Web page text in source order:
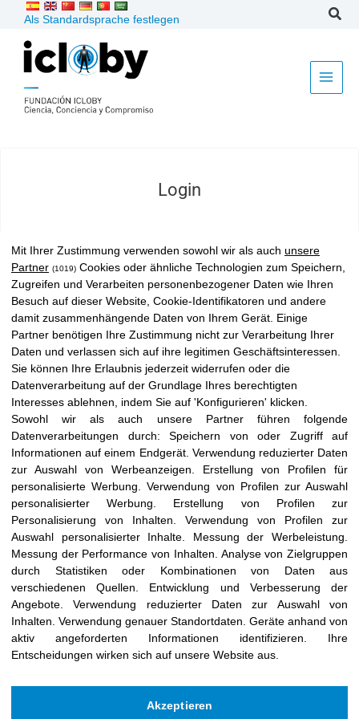
Inhalt
springen
Als Standardsprache festlegen
Login
Log in
Lost your password
Mit Ihrer Zustimmung verwenden sowohl wir als auch unsere
Partner (1019) Cookies oder ähnliche Technologien zum Speichern,
Zugreifen und Verarbeiten personenbezogener Daten wie Ihren
Besuch auf dieser Website, Cookie-Identifikatoren und andere
damit zusammenhängende Daten von Ihrem Gerät. Einige
Partner benötigen Ihre Zustimmung nicht zur Verarbeitung Ihrer
Daten und verlassen sich auf ihre legitimen Geschäftsinteressen.
Sie können Ihre Erlaubnis jederzeit widerrufen oder die
Datenverarbeitung auf der Grundlage Ihres berechtigten
Interesses ablehnen, indem Sie auf 'Konfigurieren' klicken.
Sowohl wir als auch unsere Partner führen folgende
Datenverarbeitungen durch:
Speichern von oder Zugriff auf
Informationen auf einem Endgerät. Verwendung reduzierter Daten
zur Auswahl von Werbeanzeigen
Erstellung von Profilen für
personalisierte Werbung .Verwendung von Profilen zur Auswahl
personalisierter Werbung
Erstellung von Profilen zur
Personalisierung von Inhalten
Verwendung von Profilen zur
Auswahl personalisierter Inhalte
Messung der Werbeleistung
Messung der Performance von Inhalten Analyse von Zielgruppen
durch Statistiken oder Kombinationen von Daten aus
verschiedenen Quellen
Entwicklung und Verbesserung der
Angebote .Verwendung reduzierter Daten zur Auswahl von
Inhalten Verwendung genauer Standortdaten Geräte anhand von
aktiv angeforderten Informationen identifizieren
Ihre
Entscheidungen wirken sich auf unsere Website aus.
Akzeptieren